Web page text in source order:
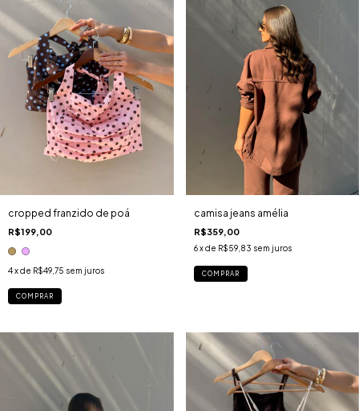
cropped franzido de poá
R$199,00
4x de R$49,75 sem juros
COMPRAR
camisa jeans amélia
R$359,00
6 x de R$59,83 sem juros
COMPRAR